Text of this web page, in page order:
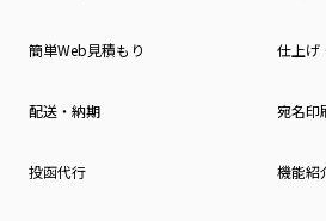
簡単Web見積もり 仕上げ
配送・納期 宛名印
投函代行 機能紹